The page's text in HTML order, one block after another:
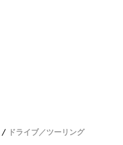
ドライブ／ツーリング